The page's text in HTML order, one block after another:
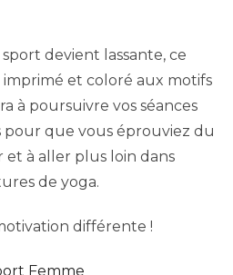
devient lassante, ce
et coloré aux motifs
à poursuivre vos séances
que vous éprouviez du
et à aller plus loin dans
de yoga.
différente !